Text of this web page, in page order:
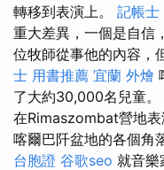
轉移到表演上。 記帳士
重大差異，一個是自信
位牧師從事他的內容，
士 用書推薦 宜蘭 外燴
了大約30,000名兒童。
在Rimaszombat營地表
喀爾巴阡盆地的各個角
台胞證 谷歌seo 就音樂